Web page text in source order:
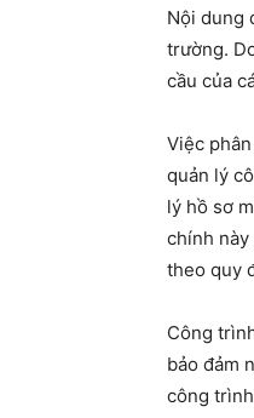
Nội dung
trường.
cầu của
Việc
quản lý
lý hồ sơ
chính
theo quy
Công
bảo đảm
công